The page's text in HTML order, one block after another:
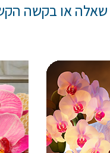
או בקשה